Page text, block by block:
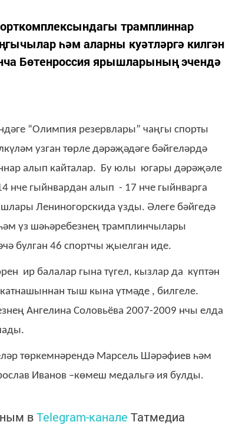
трамплиннар
һәм аларны куәтләргә килгән
Бөтенроссия ярышларының эчендә
“Олимпия резервлары” чаңгы спорты
узган төрле дәрәҗәдәге бәйгеләрдә
алып кайталар. Бу юлы югары дәрәҗәле
нче гыйнвардан алып - 17 нче гыйнварга
Лениногорскида үзды. Әлеге бәйгедә
үз шәһәребезнең трамплинчылары
булган 46 спортчы җыелган иде.
ир балалар гына түгел, кызлар да күптән
тыш кына үтмәде , билгеле.
Ангелина Соловьёва 2007-2009 нчы елда
төркемнәрендә Марсель Шәрәфиев һәм
Иванов –көмеш медальгә ия булды.
вTelegram-канале Татмедиа